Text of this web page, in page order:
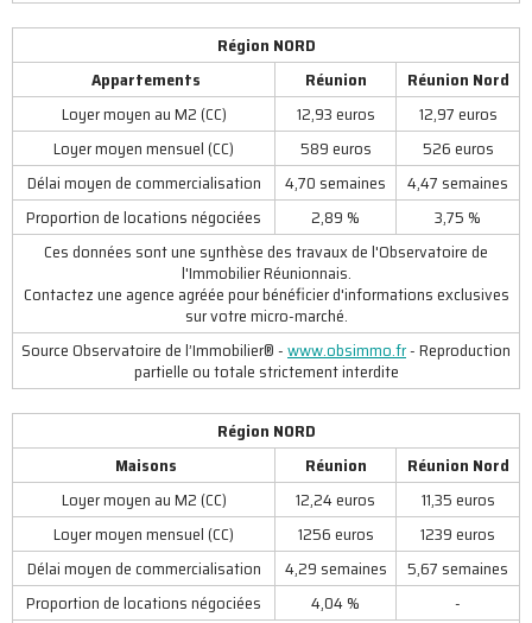
Région NORD
Appartements
Réunion
Réunion Nord
Loyer moyen au M2 (CC)
12,93 euros
12,97 euros
Loyer moyen mensuel (CC)
589 euros
526 euros
Délai moyen de commercialisation
4,70 semaines
4,47 semaines
Proportion de locations négociées
2,89 %
3,75 %
Ces données sont une synthèse des travaux de l'Observatoire de
l'Immobilier Réunionnais.
Contactez une agence agréée pour bénéficier d'informations exclusives
sur votre micro-marché.
Source Observatoire de l’Immobilier® -www.obsimmo.fr- Reproduction
partielle ou totale strictement interdite
Région NORD
Maisons
Réunion
Réunion Nord
Loyer moyen au M2 (CC)
12,24 euros
11,35 euros
Loyer moyen mensuel (CC)
1256 euros
1239 euros
Délai moyen de commercialisation
4,29 semaines
5,67 semaines
Proportion de locations négociées
4,04 %
-